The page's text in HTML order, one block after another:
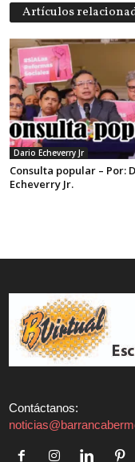
Artículos
Dario Echeverry Jr
Consulta popular – Por:
Echeverry Jr.
Contáctanos: